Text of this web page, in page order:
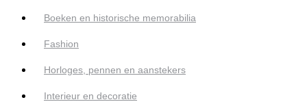
Boeken en historische memorabilia
Fashion
Horloges, pennen en aanstekers
Interieur en decoratie